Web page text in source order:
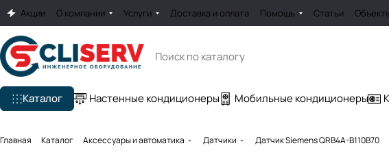
Акции О компании Услуги Доставка и оплата Помощь Статьи
Каталог Настенные кондиционеры Мобильные кондиционеры
Главная Каталог Аксессуары и автоматика Датчики Датчик Siemens QRB4A-B110B70